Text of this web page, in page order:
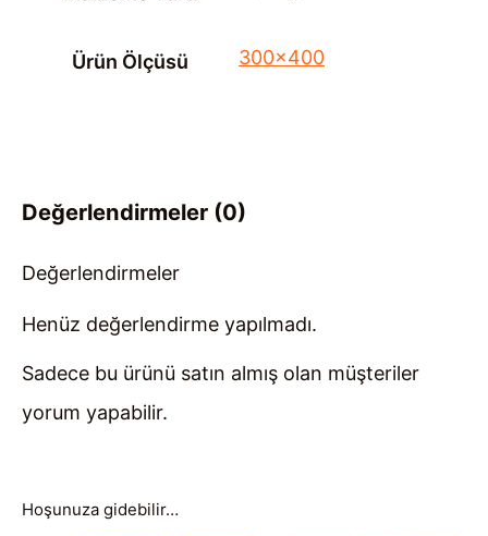
Ürün Ölçüsü 300×400
Değerlendirmeler (0)
Değerlendirmeler
Henüz değerlendirme yapılmadı.
Sadece bu ürünü satın almış olan müşteriler
yorum yapabilir.
Hoşunuza gidebilir…